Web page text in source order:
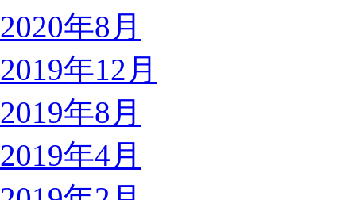
2020年8月
2019年12月
2019年8月
2019年4月